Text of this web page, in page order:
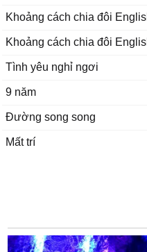
Khoảng cách chia đôi
Khoảng cách chia đôi
Tình yêu nghỉ ngơi
9 năm
Đường song song
Mất trí